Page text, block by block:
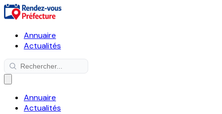
Annuaire
Actualités
Annuaire
Actualités